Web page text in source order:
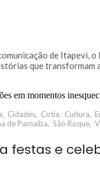
de Itapevi,
que transformam
, Cidades, Cotia, Cultura,
de Parnaíba, São Roque,
festas e